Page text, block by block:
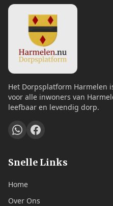
Het Dorpsplatform Harmelen
voor alle inwoners van
leefbaar en levendig dorp.
Snelle Links
Home
Over Ons